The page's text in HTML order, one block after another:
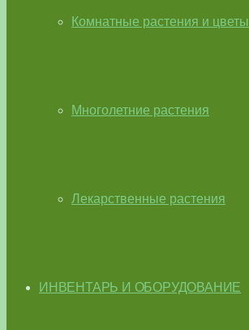
Комнатные растения и цветы
Многолетние растения
Лекарственные растения
ИНВЕНТАРЬ И ОБОРУДОВАНИЕ